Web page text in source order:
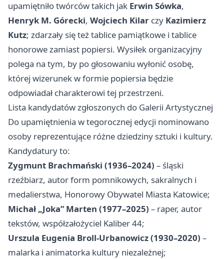
upamiętniło twórców takich jak Erwin Sówka,
Henryk M. Górecki, Wojciech Kilar czy Kazimierz
Kutz; zdarzały się też tablice pamiątkowe i tablice
honorowe zamiast popiersi. Wysiłek organizacyjny
polega na tym, by po głosowaniu wyłonić osobę,
której wizerunek w formie popiersia będzie
odpowiadał charakterowi tej przestrzeni.
Lista kandydatów zgłoszonych do Galerii Artystycznej
Do upamiętnienia w tegorocznej edycji nominowano
osoby reprezentujące różne dziedziny sztuki i kultury.
Kandydatury to:
Zygmunt Brachmański (1936–2024) – śląski
rzeźbiarz, autor form pomnikowych, sakralnych i
medalierstwa, Honorowy Obywatel Miasta Katowice;
Michał „Joka” Marten (1977–2025) – raper, autor
tekstów, współzałożyciel Kaliber 44;
Urszula Eugenia Broll-Urbanowicz (1930–2020) –
malarka i animatorka kultury niezależnej;